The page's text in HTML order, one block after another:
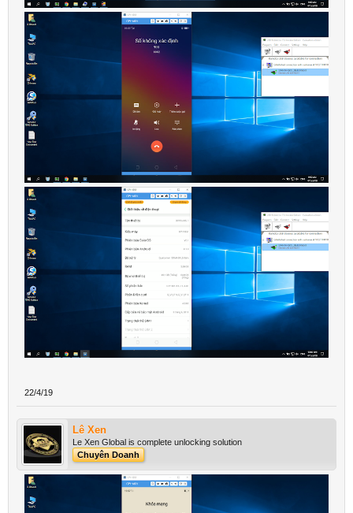
22/4/19
Lê Xen
Le Xen Global is complete unlocking solution
Chuyên Doanh